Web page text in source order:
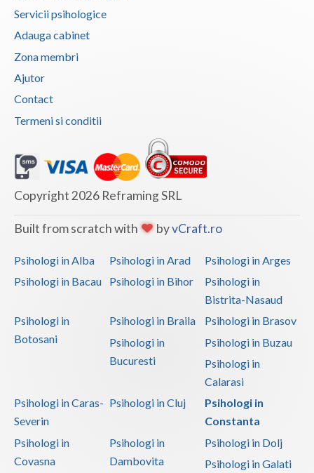
Servicii psihologice
Adauga cabinet
Zona membri
Ajutor
Contact
Termeni si conditii
Copyright 2026 Reframing SRL
Built from scratch with byvCraft.ro
Psihologi in Alba Psihologi in Arad
Psihologi in Arges
Psihologi in Bacau
Psihologi in Bihor
Psihologi in
Bistrita-Nasaud
Psihologi in
Botosani
Psihologi in Braila
Psihologi in Brasov
Psihologi in
Bucuresti
Psihologi in Buzau
Psihologi in
Calarasi
Psihologi in Caras-
Severin
Psihologi in Cluj
Psihologi in
Constanta
Psihologi in
Covasna
Psihologi in
Dambovita
Psihologi in Dolj
Psihologi in Galati